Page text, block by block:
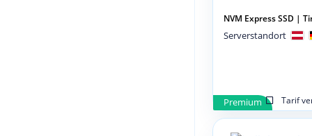
Premium Tarif
NVM Express SSD |
Serverstandort